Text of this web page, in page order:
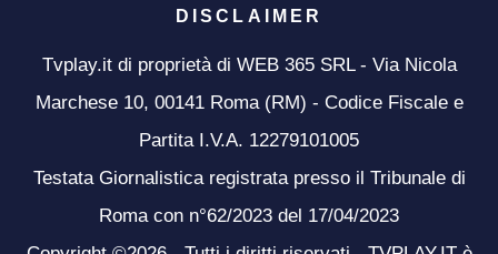
DISCLAIMER
Tvplay.it di proprietà di WEB 365 SRL - Via Nicola
Marchese 10, 00141 Roma (RM) - Codice Fiscale e
Partita I.V.A. 12279101005
Testata Giornalistica registrata presso il Tribunale di
Roma con n°62/2023 del 17/04/2023